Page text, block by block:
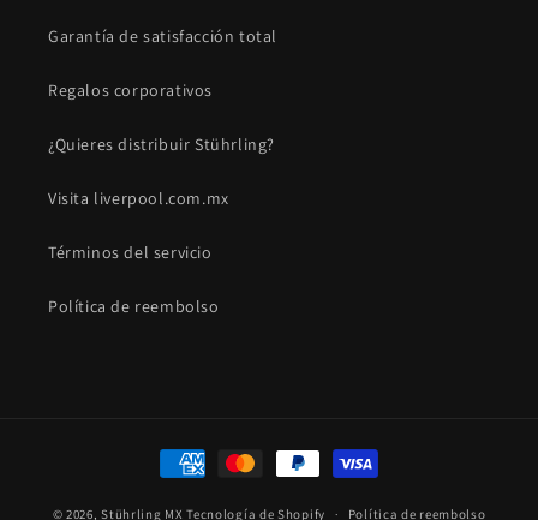
Garantía de satisfacción total
Regalos corporativos
¿Quieres distribuir Stührling?
Visita liverpool.com.mx
Términos del servicio
Política de reembolso
Formas
de
© 2026, Stührling MX Tecnología de Shopify Política de reembolso